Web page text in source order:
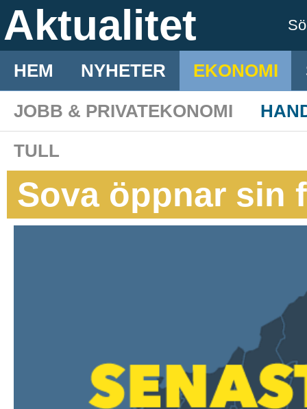
Aktualitet
HEM NYHETER EKONOMI
JOBB & PRIVATEKONOMI
TULL
Sova öppnar